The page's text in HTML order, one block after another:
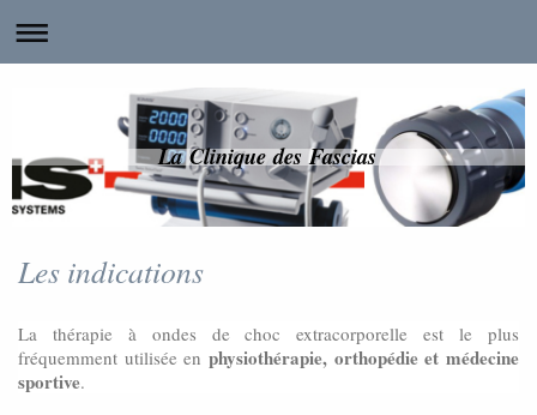
La Clinique des Fascias
Les indications
La thérapie à ondes de choc extracorporelle est le plus
fréquemment utilisée en physiothérapie, orthopédie et médecine
sportive.